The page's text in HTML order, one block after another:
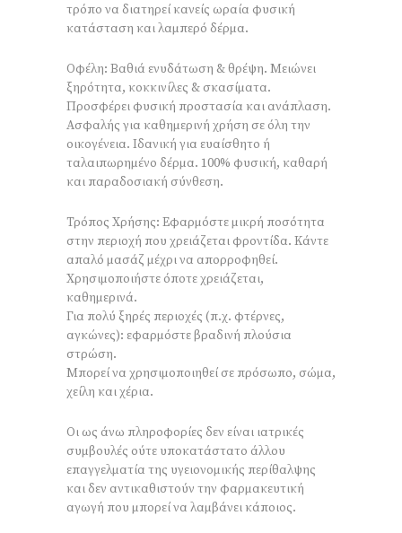
τρόπο να διατηρεί κανείς ωραία φυσική
κατάσταση και λαμπερό δέρμα.
Οφέλη: Βαθιά ενυδάτωση & θρέψη. Μειώνει
ξηρότητα, κοκκινίλες & σκασίματα.
Προσφέρει φυσική προστασία και ανάπλαση.
Ασφαλής για καθημερινή χρήση σε όλη την
οικογένεια. Ιδανική για ευαίσθητο ή
ταλαιπωρημένο δέρμα. 100% φυσική, καθαρή
και παραδοσιακή σύνθεση.
Τρόπος Χρήσης: Εφαρμόστε μικρή ποσότητα
στην περιοχή που χρειάζεται φροντίδα. Κάντε
απαλό μασάζ μέχρι να απορροφηθεί.
Χρησιμοποιήστε όποτε χρειάζεται,
καθημερινά.
Για πολύ ξηρές περιοχές (π.χ. φτέρνες,
αγκώνες): εφαρμόστε βραδινή πλούσια
στρώση.
Μπορεί να χρησιμοποιηθεί σε πρόσωπο, σώμα,
χείλη και χέρια.
Οι ως άνω πληροφορίες δεν είναι ιατρικές
συμβουλές ούτε υποκατάστατο άλλου
επαγγελματία της υγειονομικής περίθαλψης
και δεν αντικαθιστούν την φαρμακευτική
αγωγή που μπορεί να λαμβάνει κάποιος.